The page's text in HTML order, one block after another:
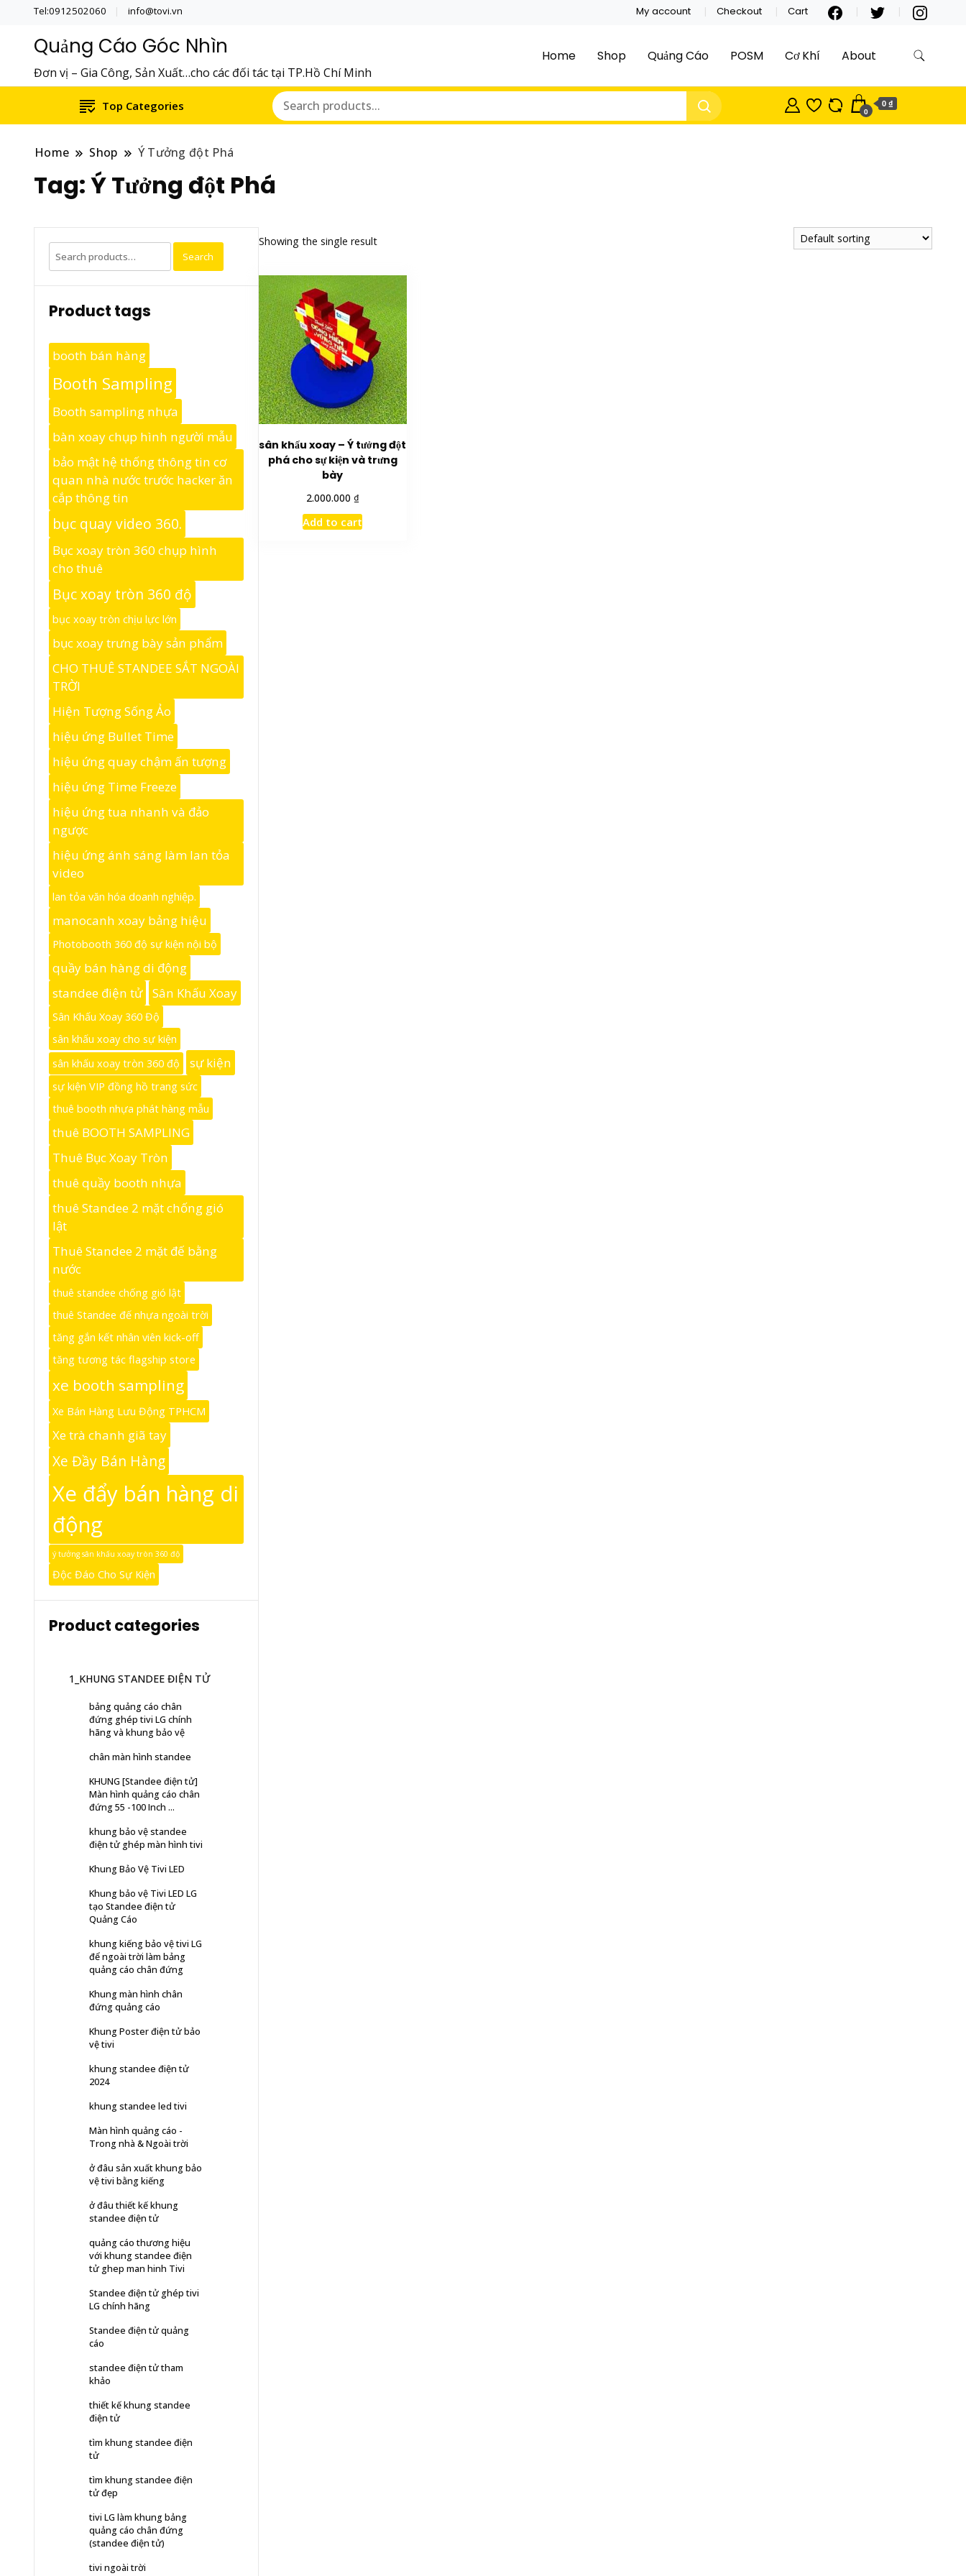
Tel:0912502060 info@tovi.vn My account Checkout Cart
Quảng Cáo Góc Nhìn
Đơn vị – Gia Công, Sản Xuất…cho các đối tác tại TP.Hồ Chí Minh
Home Shop Quảng Cáo POSM Cơ Khí About
Top Categories 0
0 ₫
Home Shop Ý Tưởng đột Phá
Tag:Ý Tưởng đột Phá
Showing the single result
sân khấu xoay – Ý tưởng đột
phá cho sự kiện và trưng
bày
2.000.000 ₫
Add to cart
Search
for:
Search
Product tags
booth bán hàng
Booth Sampling
Booth sampling nhựa
bàn xoay chụp hình người mẫu
bảo mật hệ thống thông tin cơ
quan nhà nước trước hacker ăn
cắp thông tin
bục quay video 360.
Bục xoay tròn 360 chụp hình
cho thuê
Bục xoay tròn 360 độ
bục xoay tròn chịu lực lớn
bục xoay trưng bày sản phẩm
CHO THUÊ STANDEE SẮT NGOÀI
TRỜI
Hiện Tượng Sống Ảo
hiệu ứng Bullet Time
hiệu ứng quay chậm ấn tượng
hiệu ứng Time Freeze
hiệu ứng tua nhanh và đảo
ngược
hiệu ứng ánh sáng làm lan tỏa
video
lan tỏa văn hóa doanh nghiệp.
manocanh xoay bảng hiệu
Photobooth 360 độ sự kiện nội bộ
quầy bán hàng di động
standee điện tử
Sân Khấu Xoay
Sân Khấu Xoay 360 Độ
sân khấu xoay cho sự kiện
sân khấu xoay tròn 360 độ
sự kiện
sự kiện VIP đồng hồ trang sức
thuê booth nhựa phát hàng mẫu
thuê BOOTH SAMPLING
Thuê Bục Xoay Tròn
thuê quầy booth nhựa
thuê Standee 2 mặt chống gió
lật
Thuê Standee 2 mặt đế bằng
nước
thuê standee chống gió lật
thuê Standee đế nhựa ngoài trời
tăng gắn kết nhân viên kick-off
tăng tương tác flagship store
xe booth sampling
Xe Bán Hàng Lưu Động TPHCM
Xe trà chanh giã tay
Xe Đầy Bán Hàng
Xe đẩy bán hàng di
động
ý tưởng sân khấu xoay tròn 360 độ
Độc Đáo Cho Sự Kiện
Product categories
1_KHUNG STANDEE ĐIỆN TỬ
bảng quảng cáo chân
đứng ghép tivi LG chính
hãng và khung bảo vệ
chân màn hình standee
KHUNG [Standee điện tử]
Màn hình quảng cáo chân
đứng 55 -100 Inch ...
khung bảo vệ standee
điện tử ghép màn hình tivi
Khung Bảo Vệ Tivi LED
Khung bảo vệ Tivi LED LG
tạo Standee điện tử
Quảng Cáo
khung kiếng bảo vệ tivi LG
để ngoài trời làm bảng
quảng cáo chân đứng
Khung màn hình chân
đứng quảng cáo
Khung Poster điện tử bảo
vệ tivi
khung standee điện tử
2024
khung standee led tivi
Màn hình quảng cáo -
Trong nhà & Ngoài trời
ở đâu sản xuất khung bảo
vệ tivi bằng kiếng
ở đâu thiết kế khung
standee điện tử
quảng cáo thương hiệu
với khung standee điện
tử ghep man hinh Tivi
Standee điện tử ghép tivi
LG chính hãng
Standee điện tử quảng
cáo
standee điện tử tham
khảo
thiết kế khung standee
điện tử
tìm khung standee điện
tử
tìm khung standee điện
tử đẹp
tivi LG làm khung bảng
quảng cáo chân đứng
(standee điện tử)
tivi ngoài trời